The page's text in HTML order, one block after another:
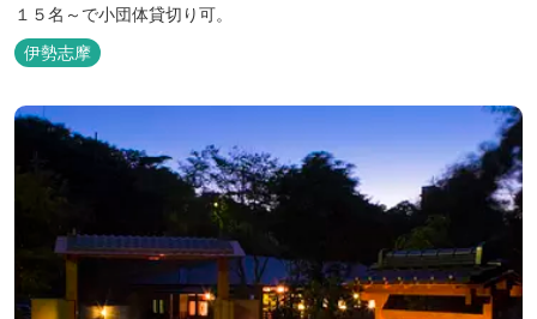
１５名～で小団体貸切り可。
伊勢志摩